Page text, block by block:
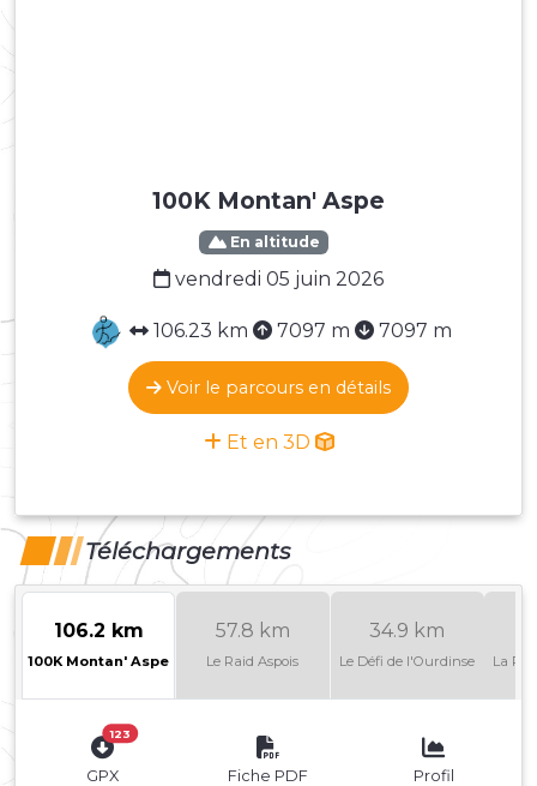
100K Montan' Aspe
En altitude
vendredi 05 juin 2026
106.23 km 7097 m 7097 m
Voir le parcours en détails
Et en 3D
Téléchargements
106.2 km
100K Montan' Aspe
57.8 km
Le Raid Aspois
34.9 km
Le Défi de l'Ourdinse La
123
GPX Fiche PDF Profil